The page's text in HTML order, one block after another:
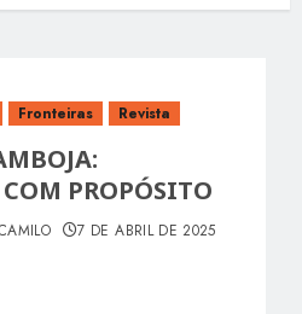
Fronteiras Revista
PROPÓSITO
7 DE ABRIL DE 2025